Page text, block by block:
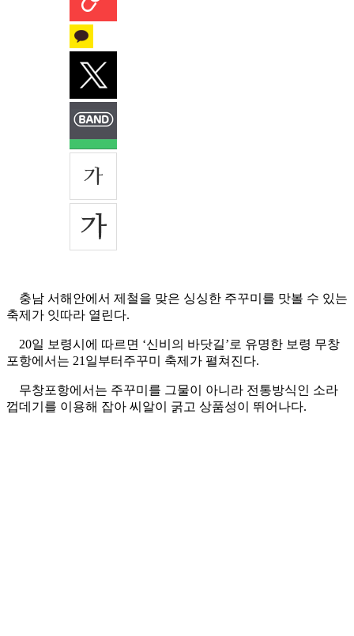
충남 서해안에서 제철을 맞은 싱싱한 주꾸미를 맛볼 수 있는
축제가 잇따라 열린다.
20일 보령시에 따르면 ‘신비의 바닷길’로 유명한 보령 무창
포항에서는 21일부터주꾸미 축제가 펼쳐진다.
무창포항에서는 주꾸미를 그물이 아니라 전통방식인 소라
껍데기를 이용해 잡아 씨알이 굵고 상품성이 뛰어나다.